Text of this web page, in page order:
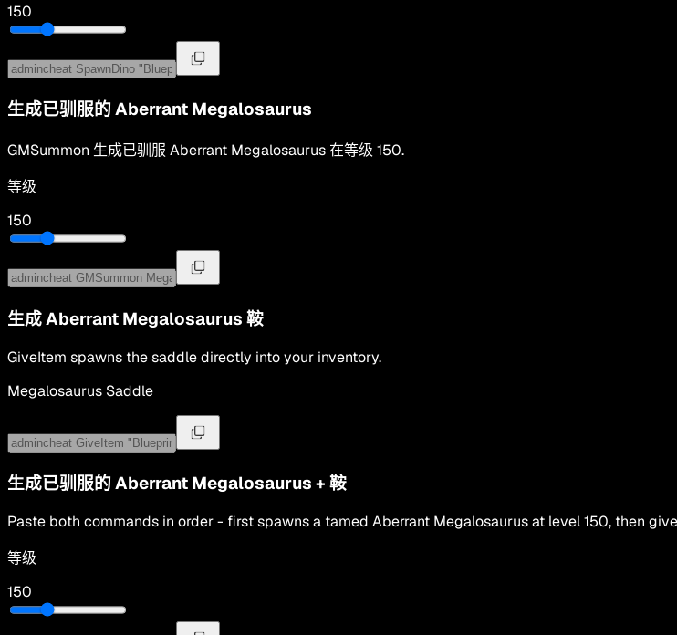
150
生成已驯服的Aberrant Megalosaurus
GMSummon 生成已驯服 Aberrant Megalosaurus在等级 150.
等级
150
生成Aberrant Megalosaurus 鞍
GiveItem spawns the saddle directly into your inventory.
Megalosaurus Saddle
生成已驯服的Aberrant Megalosaurus + 鞍
Paste both commands in order - first spawns a tamed Aberrant Megalosaurusat level150, then
等级
150